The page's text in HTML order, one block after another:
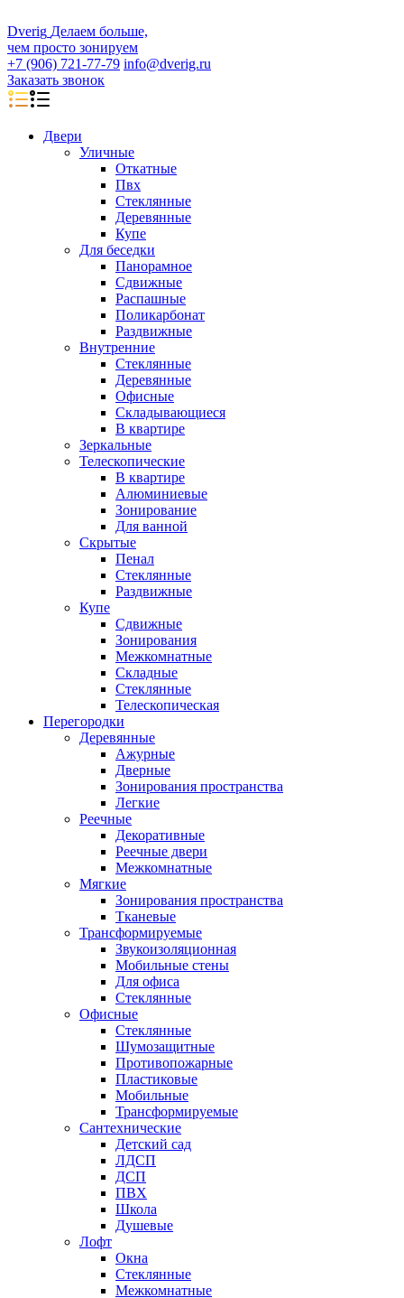
Dverig Делаем больше,
чем просто зонируем
+7 (906) 721-77-79 info@dverig.ru
Заказать звонок
Двери
Уличные
Откатные
Пвх
Стеклянные
Деревянные
Купе
Для беседки
Панорамное
Сдвижные
Распашные
Поликарбонат
Раздвижные
Внутренние
Стеклянные
Деревянные
Офисные
Складывающиеся
В квартире
Зеркальные
Телескопические
В квартире
Алюминиевые
Зонирование
Для ванной
Скрытые
Пенал
Стеклянные
Раздвижные
Купе
Сдвижные
Зонирования
Межкомнатные
Складные
Стеклянные
Телескопическая
Перегородки
Деревянные
Ажурные
Дверные
Зонирования пространства
Легкие
Реечные
Декоративные
Реечные двери
Межкомнатные
Мягкие
Зонирования пространства
Тканевые
Трансформируемые
Звукоизоляционная
Мобильные стены
Для офиса
Стеклянные
Офисные
Стеклянные
Шумозащитные
Противопожарные
Пластиковые
Мобильные
Трансформируемые
Сантехнические
Детский сад
ЛДСП
ДСП
ПВХ
Школа
Душевые
Лофт
Окна
Стеклянные
Межкомнатные